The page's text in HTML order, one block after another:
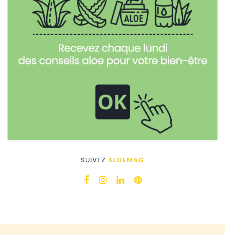
SUIVEZ ALOEMAG